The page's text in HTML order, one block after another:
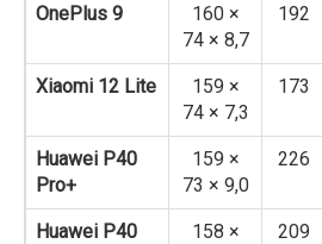
OnePlus 9
160 ×
74 × 8,7
192
Xiaomi 12 Lite
159 ×
74 × 7,3
173
Huawei P40
Pro+
159 ×
73 × 9,0
226
Huawei P40
158 ×
209